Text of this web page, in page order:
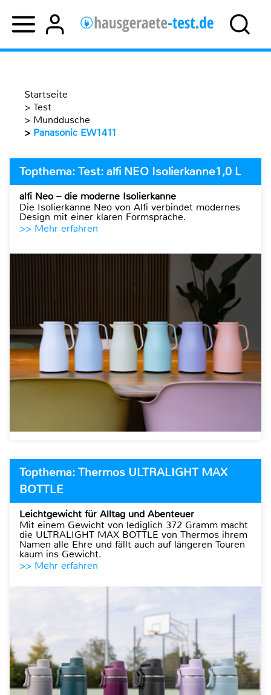
Startseite
> Test
> Munddusche
> Panasonic EW1411
Topthema: Test: alfi NEO Isolierkanne1,0 L
alfi Neo – die moderne Isolierkanne
Die Isolierkanne Neo von Alfi verbindet modernes
Design mit einer klaren Formsprache.
>> Mehr erfahren
Topthema: Thermos ULTRALIGHT MAX
BOTTLE
Leichtgewicht für Alltag und Abenteuer
Mit einem Gewicht von lediglich 372 Gramm macht
die ULTRALIGHT MAX BOTTLE von Thermos ihrem
Namen alle Ehre und fällt auch auf längeren Touren
kaum ins Gewicht.
>> Mehr erfahren